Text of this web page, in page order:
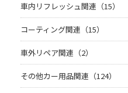
車内リフレッシュ関連（15）
コーティング関連（15）
車外リペア関連（2）
その他カー用品関連（124）